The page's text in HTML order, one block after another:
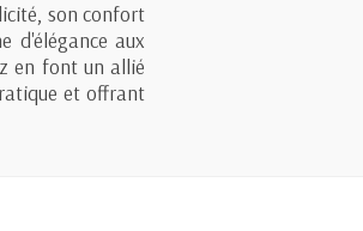
son confort
d'élégance aux
en font un allié
et offrant